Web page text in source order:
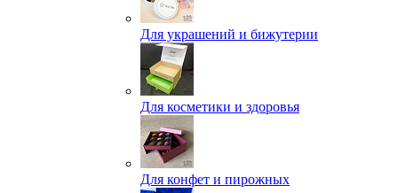
Для украшений и бижутерии
Для косметики и здоровья
Для конфет и пирожных